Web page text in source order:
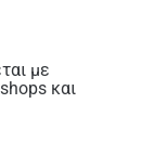
με
και